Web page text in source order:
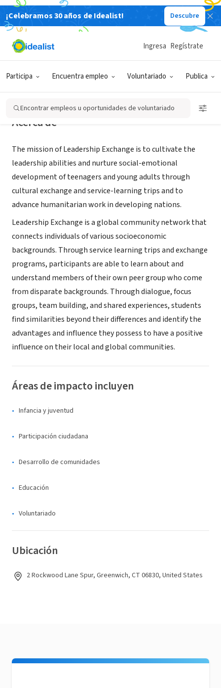
¡Celebramos 30 años de Idealist! Descubre
Participa Encuentra empleo Voluntariado Publica
Ingresa Regístrate
Encontrar empleos u oportunidades de voluntariado
ORGANIZACIÓN SIN FIN DE LUCRO
Leadership Exchange
Acerca de
The mission of Leadership Exchange is to cultivate the
leadership abilities and nurture social-emotional
development of teenagers and young adults through
cultural exchange and service-learning trips and to
advance humanitarian work in developing nations.
Leadership Exchange is a global community network that
connects individuals of various socioeconomic
backgrounds. Through service learning trips and exchange
programs, participants are able to learn about and
understand members of their own peer group who come
from disparate backgrounds. Through dialogue, focus
groups, team building, and shared experiences, students
find similarities beyond their differences and identify the
advantages and influence they possess to have a positive
influence on their local and global communities.
Áreas de impacto incluyen
Infancia y juventud
Participación ciudadana
Desarrollo de comunidades
Educación
Voluntariado
Ubicación
2 Rockwood Lane Spur, Greenwich, CT 06830, United States